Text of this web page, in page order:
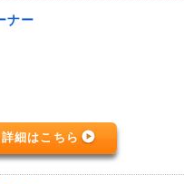
ナー
詳細はこちら